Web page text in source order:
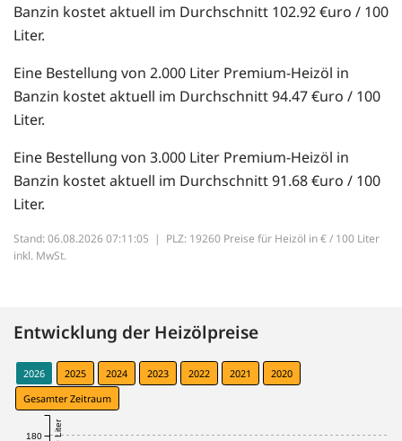
Banzin kostet aktuell im Durchschnitt 102.92 €uro / 100
Liter.
Eine Bestellung von 2.000 Liter Premium-Heizöl in
Banzin kostet aktuell im Durchschnitt 94.47 €uro / 100
Liter.
Eine Bestellung von 3.000 Liter Premium-Heizöl in
Banzin kostet aktuell im Durchschnitt 91.68 €uro / 100
Liter.
Stand: 06.08.2026 07:11:05 | PLZ: 19260 Preise für Heizöl in € / 100 Liter
inkl. MwSt.
Entwicklung der Heizölpreise
2026 2025 2024 2023 2022 2021
2020
Gesamter Zeitraum
180